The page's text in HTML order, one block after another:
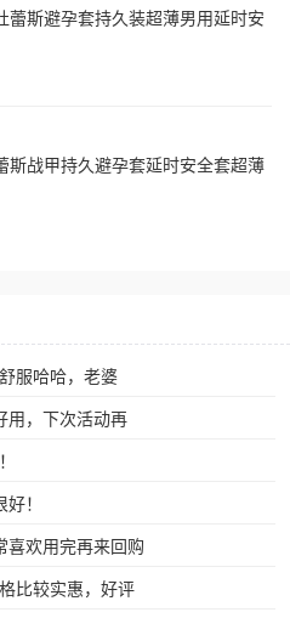
斯避孕套持久装超薄男用延时安
斯战甲持久避孕套延时安全套超薄
服哈哈，老婆
用，下次活动再
！
喜欢用完再来回购
比较实惠，好评